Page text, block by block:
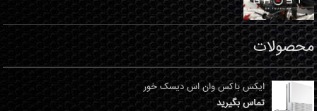
محصولات
ایکس باکس وان اس دیسک خور
تماس بگیرید